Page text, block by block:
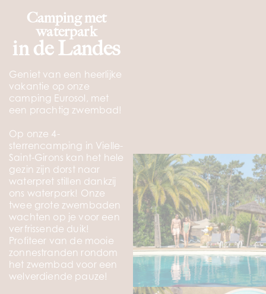
Camping met
waterpark
in de Landes
Geniet van een heerlijke
vakantie op onze
camping Eurosol, met
een prachtig zwembad!
Op onze 4-
sterrencamping in Vielle-
Saint-Girons kan het hele
gezin zijn dorst naar
waterpret stillen dankzij
ons waterpark! Onze
twee grote zwembaden
wachten op je voor een
verfrissende duik!
Profiteer van de mooie
zonnestranden rondom
het zwembad voor een
welverdiende pauze!